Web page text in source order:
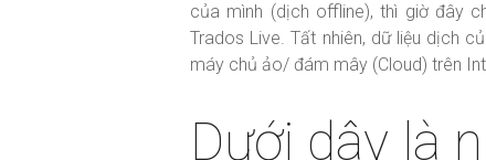
của mình (dịch offline), thì giờ đây
Trados Live. Tất nhiên, dữ liệu dịch
máy chủ ảo/ đám mây (Cloud) trên
Dưới dây là